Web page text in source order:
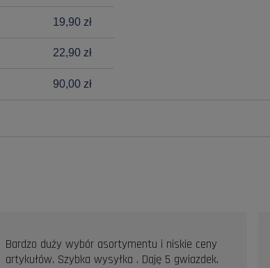
19,90 zł
22,90 zł
90,00 zł
Bardzo duży wybór asortymentu i niskie ceny
artykułów. Szybka wysyłka . Daję 5 gwiazdek.